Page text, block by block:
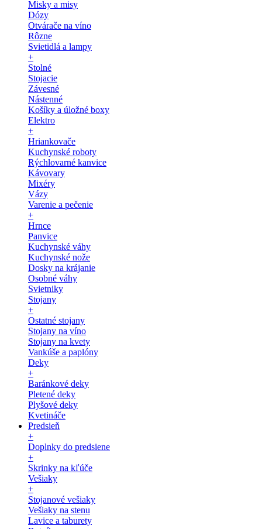
Misky a misy
Dózy
Otvárače na víno
Rôzne
Svietidlá a lampy
+
Stolné
Stojacie
Závesné
Nástenné
Košíky a úložné boxy
Elektro
+
Hriankovače
Kuchynské roboty
Rýchlovarné kanvice
Kávovary
Mixéry
Vázy
Varenie a pečenie
+
Hrnce
Panvice
Kuchynské váhy
Kuchynské nože
Dosky na krájanie
Osobné váhy
Svietniky
Stojany
+
Ostatné stojany
Stojany na víno
Stojany na kvety
Vankúše a paplóny
Deky
+
Baránkové deky
Pletené deky
Plyšové deky
Kvetináče
Predsieň
+
Doplnky do predsiene
+
Skrinky na kľúče
Vešiaky
+
Stojanové vešiaky
Vešiaky na stenu
Lavice a taburety